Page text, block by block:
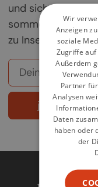
und sichere dir
sommerlichen
zu Insel".
jetzt
Wir
Anzeigen
soziale
Zugriffe auf
Außerdem
Partner
Analysen
Daten
haben oder
der